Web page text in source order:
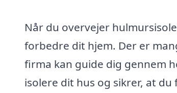
Når du overvejer
forbedre dit hjem. Der er
firma kan guide dig gennem
isolere dit hus og sikrer, at